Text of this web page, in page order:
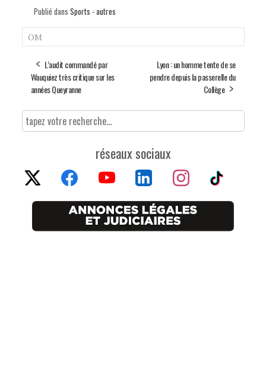
Publié dans Sports - autres
OM
L’audit commandé par
Wauquiez très critique sur les
années Queyranne
Lyon : un homme tente de se
pendre depuis la passerelle du
Collège
réseaux sociaux